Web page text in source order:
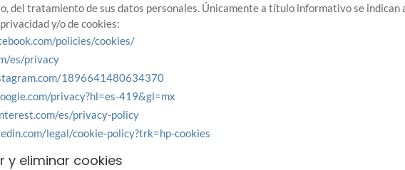
del tratamiento de sus datos personales. Únicamente a título informativo se indican
y/o de cookies:
policies/cookies/
es/privacy
1896641480634370
privacy?hl=es-419&gl=mx
es/privacy-policy
legal/cookie-policy?trk=hp-cookies
y eliminar cookies